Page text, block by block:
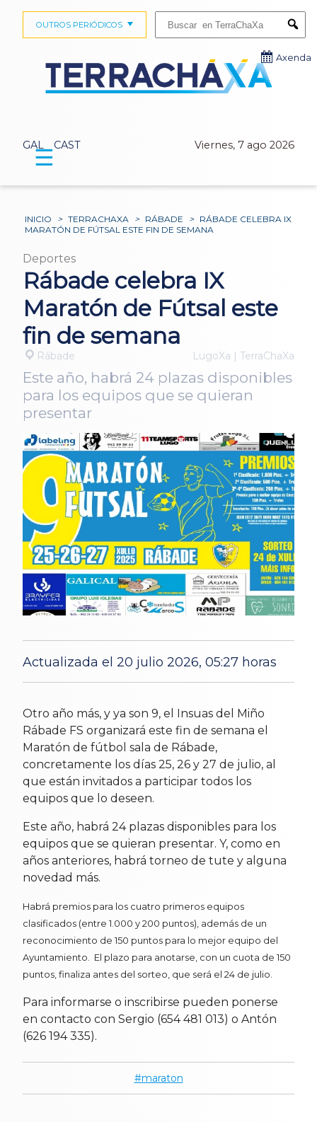
GAL CAST Viernes, 7 ago 2026
OUTROS PERIÓDICOS
Axenda
☰
INICIO > TERRACHAXA > RÁBADE > RÁBADE CELEBRA IX
MARATÓN DE FÚTSAL ESTE FIN DE SEMANA
Deportes
Rábade celebra IX
Maratón de Fútsal este
fin de semana
Rábade LugoXa | TerraChaXa
Este año, habrá 24 plazas disponibles
para los equipos que se quieran
presentar
Actualizada el 20 julio 2026, 05:27 horas
22 Jul 2025
Otro año más, y ya son 9, el Insuas del Miño
Rábade FS organizará este fin de semana el
Maratón de fútbol sala de Rábade,
concretamente los días 25, 26 y 27 de julio, al
que están invitados a participar todos los
equipos que lo deseen.
Este año, habrá 24 plazas disponibles para los
equipos que se quieran presentar. Y, como en
años anteriores, habrá torneo de tute y alguna
novedad más.
Habrá premios para los cuatro primeros equipos
clasificados (entre 1.000 y 200 puntos), además de un
reconocimiento de 150 puntos para lo mejor equipo del
Ayuntamiento. El plazo para anotarse, con un cuota de 150
puntos, finaliza antes del sorteo, que será el 24 de julio.
Para informarse o inscribirse pueden ponerse
en contacto con Sergio (654 481 013) o Antón
(626 194 335).
maraton